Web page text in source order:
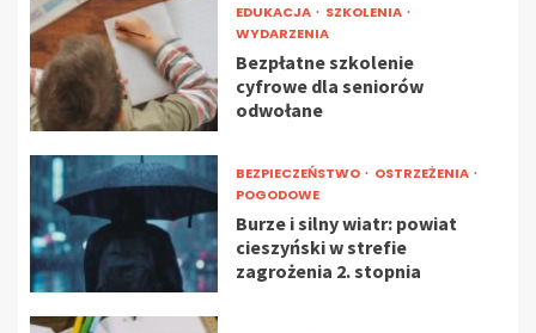
EDUKACJA
SZKOLENIA
WYDARZENIA
Bezpłatne szkolenie
cyfrowe dla seniorów
odwołane
BEZPIECZEŃSTWO
OSTRZEŻENIA
POGODOWE
Burze i silny wiatr: powiat
cieszyński w strefie
zagrożenia 2. stopnia